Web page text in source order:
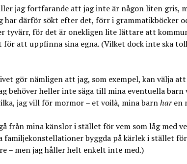
jag fortfarande att jag inte är någon liten gris,
har därför sökt efter det, förr i grammatikböcker
tyvärr, för det är onekligen lite lättare att
att uppfinna sina egna. (Vilket dock inte ska
gör nämligen att jag, som exempel, kan välja
behöver heller inte säga till mina eventuella
jag vill för mormor – et voilà, mina barnharen
från mina känslor i stället för vem som låg med
familjekonstellationer byggda på kärlek i stället
– men jag håller helt enkelt inte med.)